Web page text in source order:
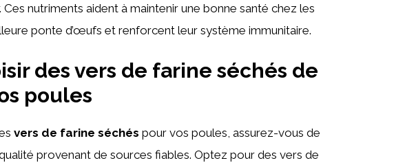
nutriments aident à maintenir une bonne santé chez les
ponte d’œufs et renforcent leur système immunitaire.
des vers de farine séchés de
poules
vers de farine séchés pour vos poules, assurez-vous de
provenant de sources fiables. Optez pour des vers de